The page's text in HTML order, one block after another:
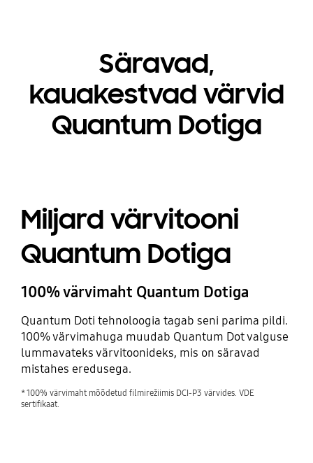
Säravad,
kauakestvad värvid
Quantum Dotiga
Miljard värvitooni
Quantum Dotiga
100% värvimaht Quantum Dotiga
Quantum Doti tehnoloogia tagab seni parima pildi.
100% värvimahuga muudab Quantum Dot valguse
lummavateks värvitoonideks, mis on säravad
mistahes eredusega.
* 100% värvimaht mõõdetud filmirežiimis DCI-P3 värvides. VDE
sertifikaat.